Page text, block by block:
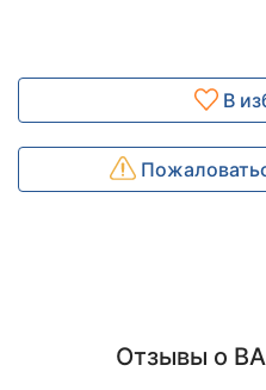
В
Отзывы о